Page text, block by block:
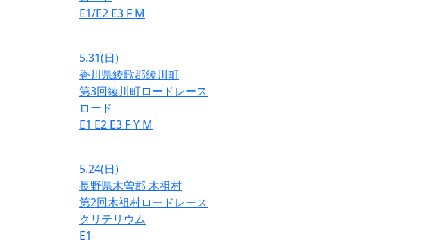
E1/E2 E3 F M
5.31(日)
香川県綾歌郡綾川町
第3回綾川町ロードレース
ロード
E1 E2 E3 FY M
5.24(日)
長野県木曽郡 木祖村
第2回木祖村ロードレース
クリテリウム
E1